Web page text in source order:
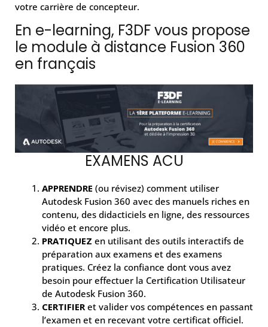
votre carrière de concepteur.
En e-learning, F3DF vous propose
le module à distance Fusion 360
en français
EXAMENS ACU
APPRENDRE (ou révisez) comment utiliser
Autodesk Fusion 360 avec des manuels riches en
contenu, des didacticiels en ligne, des ressources
vidéo et encore plus.
PRATIQUEZ en utilisant des outils interactifs de
préparation aux examens et des examens
pratiques. Créez la confiance dont vous avez
besoin pour effectuer la Certification Utilisateur
de Autodesk Fusion 360.
CERTIFIERet valider vos compétences en passant
l’examen et en recevant votre certificat officiel.